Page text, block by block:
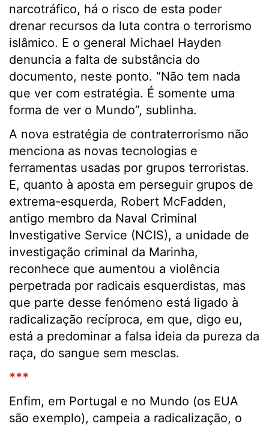
narcotráfico, há o risco de esta poder
drenar recursos da luta contra o terrorismo
islâmico. E o general Michael Hayden
denuncia a falta de substância do
documento, neste ponto. “Não tem nada
que ver com estratégia. É somente uma
forma de ver o Mundo”, sublinha.
A nova estratégia de contraterrorismo não
menciona as novas tecnologias e
ferramentas usadas por grupos terroristas.
E, quanto à aposta em perseguir grupos de
extrema-esquerda, Robert McFadden,
antigo membro da Naval Criminal
Investigative Service (NCIS), a unidade de
investigação criminal da Marinha,
reconhece que aumentou a violência
perpetrada por radicais esquerdistas, mas
que parte desse fenómeno está ligado à
radicalização recíproca, em que, digo eu,
está a predominar a falsa ideia da pureza da
raça, do sangue sem mesclas.
***
Enfim, em Portugal e no Mundo (os EUA
são exemplo), campeia a radicalização, o